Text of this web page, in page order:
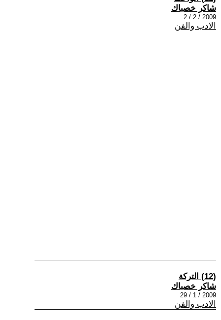
شاكر خصباك
2009 / 2 / 2
الادب والفن
(12) التركة
شاكر خصباك
2009 / 1 / 29
الادب والفن